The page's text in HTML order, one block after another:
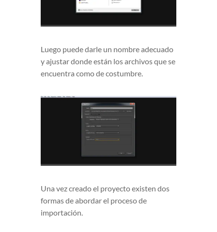
Luego puede darle un nombre adecuado
y ajustar donde están los archivos que se
encuentra como de costumbre.
Una vez creado el proyecto existen dos
formas de abordar el proceso de
importación.